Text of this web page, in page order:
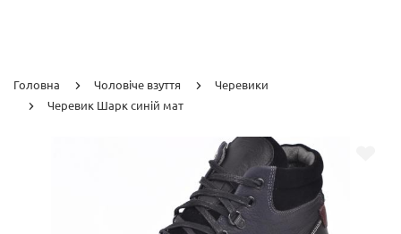
Головна Чоловіче взуття
Черевики
Черевик Шарк синій мат